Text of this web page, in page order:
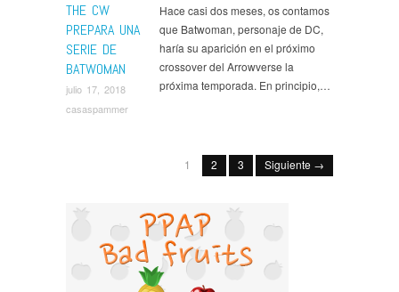
THE CW
PREPARA UNA
SERIE DE
BATWOMAN
julio 17, 2018
casaspammer
Hace casi dos meses, os contamos
que Batwoman, personaje de DC,
haría su aparición en el próximo
crossover del Arrowverse la
próxima temporada. En principio,…
1 2 3 Siguiente →